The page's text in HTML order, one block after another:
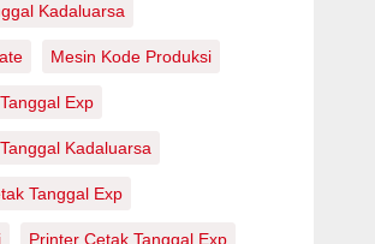
Kadaluarsa
Mesin Kode Produksi
Exp
Kadaluarsa
Tanggal Exp
Printer Cetak Tanggal Exp